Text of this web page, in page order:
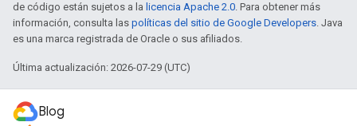
de código están sujetos a la licencia Apache 2.0. Para obtener más
información, consulta las políticas del sitio de Google Developers. Java
es una marca registrada de Oracle o sus afiliados.
Última actualización: 2026-07-29 (UTC)
Blog